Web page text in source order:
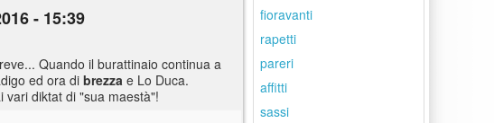
- 15:39
Quando il burattinaio continua a
ed ora di brezza e Lo Duca.
vari diktat di "sua maestà"!
fioravanti
rapetti
pareri
affitti
sassi